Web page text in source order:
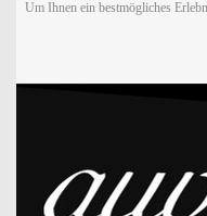
Um Ihnen ein bestmögliches